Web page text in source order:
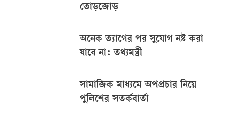
তোড়জোড়
অনেক ত্যাগের পর সুযোগ নষ্ট করা
যাবে না: তথ্যমন্ত্রী
সামাজিক মাধ্যমে অপপ্রচার নিয়ে
পুলিশের সতর্কবার্তা